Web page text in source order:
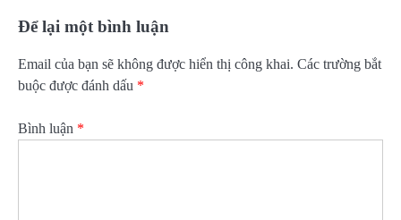
Để lại một bình luận
Email của bạn sẽ không được hiển thị công khai. Các trường bắt
buộc được đánh dấu *
Bình luận *